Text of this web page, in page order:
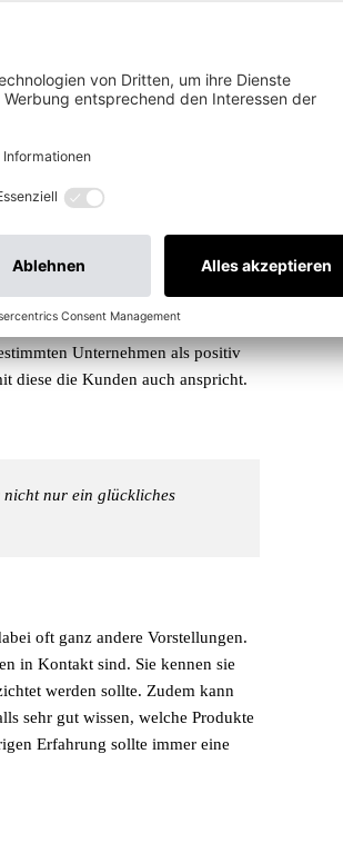
verschenkt. Hier
gilt für den Pflanzenhandel und
dann natürlich Kosmetikprodukte
keine Grenzen gesetzt und aus
in Erinnerung bleibt.
kommt es auf das
Blau,GrünoderGelbundOrange
Schwarzhingegen steht für
Unternehmen als positiv
diese die Kunden auch anspricht.
nicht nur ein glückliches
oft ganz andere Vorstellungen.
in Kontakt sind. Sie kennen sie
werden sollte. Zudem kann
sehr gut wissen, welche Produkte
Erfahrung sollte immer eine